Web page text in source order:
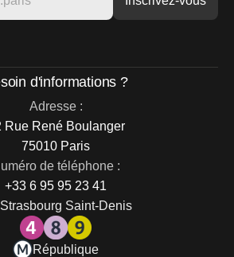
d'informations ?
Adresse :
Rue René Boulanger
75010 Paris
de téléphone :
+33 6 95 95 23 41
Strasbourg Saint-Denis
République